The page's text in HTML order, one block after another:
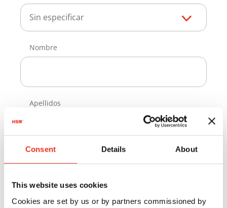
Consent Details About
This website uses cookies
Cookies are set by us or by partners commissioned by
Sin especificar
Nombre
Apellidos